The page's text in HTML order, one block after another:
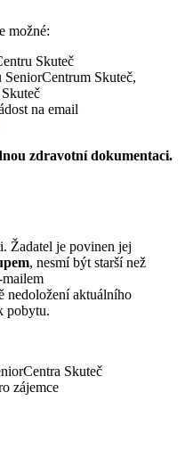
možné:
Skuteč
SeniorCentrum Skuteč,
na email
zdravotní dokumentaci.
Žadatel je povinen jej
, nesmí být starší než
nedoložení aktuálního
pobytu.
Skuteč
zájemce